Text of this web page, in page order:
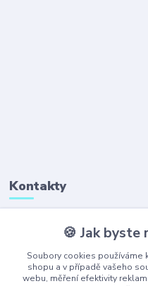
Kontakty
+420 777 323 641
(Po-Pá, 8-16 hod.)
obchod@ajaxshop.cz
🍪 Jak byste
Soubory cookies používáme
shopu a v případě vašeho
webu, měření efektivity